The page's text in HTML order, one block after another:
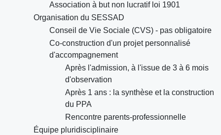
Association à but non lucratif loi 1901
Organisation du SESSAD
Conseil de Vie Sociale (CVS) - pas obligatoire
Co-construction d'un projet personnalisé
d'accompagnement
Après l'admission, à l'issue de 3 à 6 mois
d'observation
Après 1 ans : la synthèse et la construction
du PPA
Rencontre parents-professionnelle
Équipe pluridisciplinaire